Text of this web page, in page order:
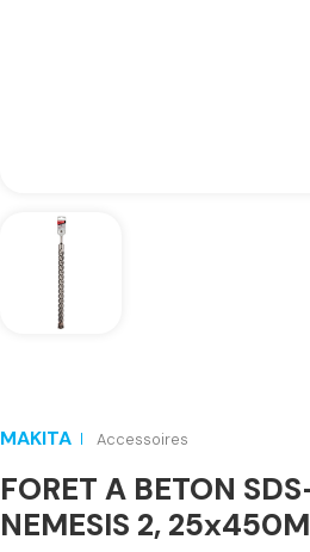
MAKITA Accessoires
FORET A BETON
NEMESIS 2,